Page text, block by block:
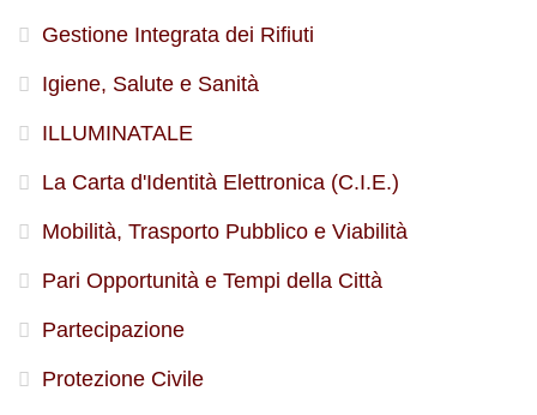
Gestione Integrata dei Rifiuti
Igiene, Salute e Sanità
ILLUMINATALE
La Carta d'Identità Elettronica (C.I.E.)
Mobilità, Trasporto Pubblico e Viabilità
Pari Opportunità e Tempi della Città
Partecipazione
Protezione Civile